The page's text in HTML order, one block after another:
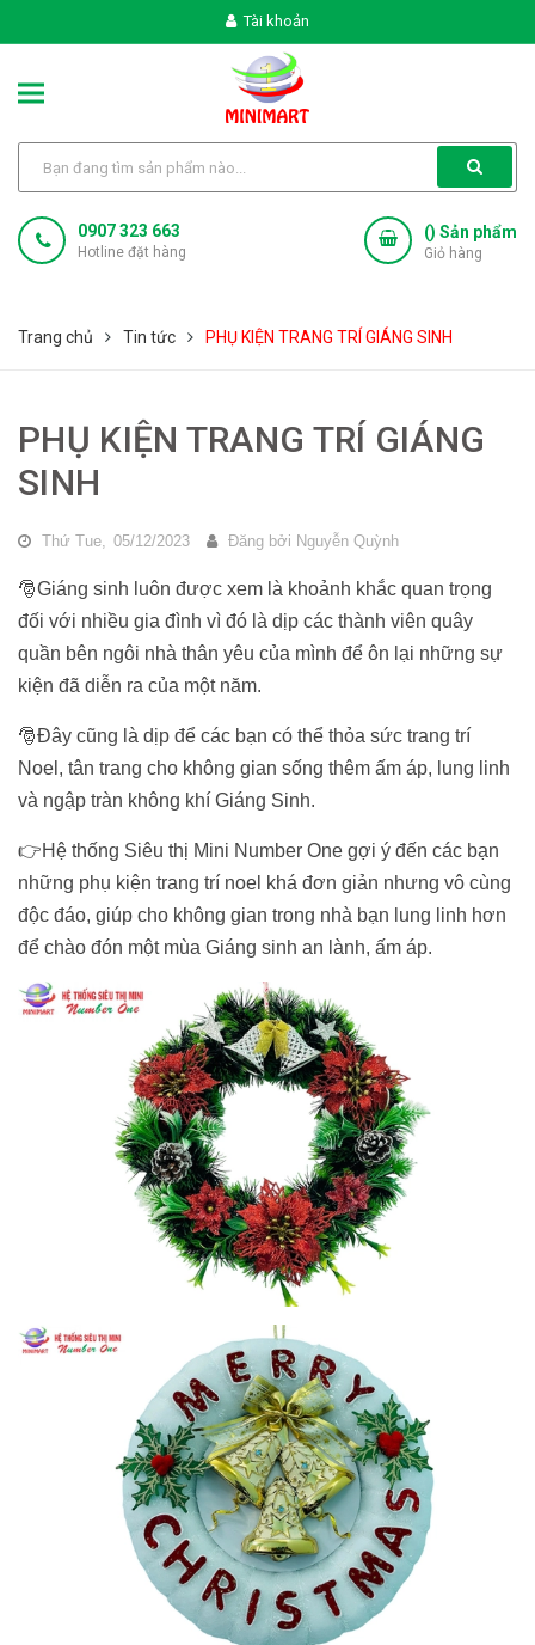
Tài khoản
0907 323 663
Hotline đặt hàng
() Sản phẩm
Giỏ hàng
Trang chủ Tin tức PHỤ KIỆN TRANG TRÍ GIÁNG SINH
PHỤ KIỆN TRANG TRÍ GIÁNG
SINH
Thứ Tue, 05/12/2023 Đăng bởi Nguyễn Quỳnh
🎅Giáng sinh luôn được xem là khoảnh khắc quan trọng
đối với nhiều gia đình vì đó là dịp các thành viên quây
quần bên ngôi nhà thân yêu của mình để ôn lại những sự
kiện đã diễn ra của một năm.
🎅Đây cũng là dịp để các bạn có thể thỏa sức trang trí
Noel, tân trang cho không gian sống thêm ấm áp, lung linh
và ngập tràn không khí Giáng Sinh.
👉Hệ thống Siêu thị Mini Number One gợi ý đến các bạn
những phụ kiện trang trí noel khá đơn giản nhưng vô cùng
độc đáo, giúp cho không gian trong nhà bạn lung linh hơn
để chào đón một mùa Giáng sinh an lành, ấm áp.